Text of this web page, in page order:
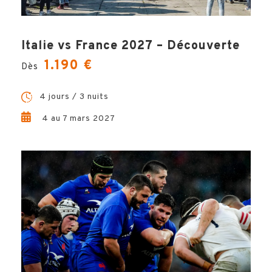
INFOS PRATIQUES
Italie vs France 2027 – Découverte
Dès 1.190 €
4 jours / 3 nuits
4 au 7 mars 2027